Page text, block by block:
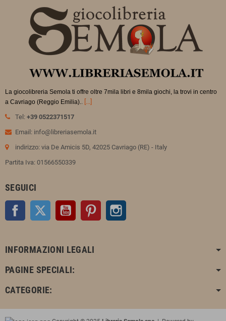
La giocolibreria Semola ti offre oltre 7mila libri e 8mila giochi, la trovi in centro
a Cavriago (Reggio Emilia).. [...]
Tel: +39 0522371517
Email: info@libreriasemola.it
indirizzo: via De Amicis 5D, 42025 Cavriago (RE) - Italy
Partita Iva: 01566550339
SEGUICI
Facebook Twitter YouTube Pinterest
INFORMAZIONI LEGALI
PAGINE SPECIALI:
CATEGORIE: